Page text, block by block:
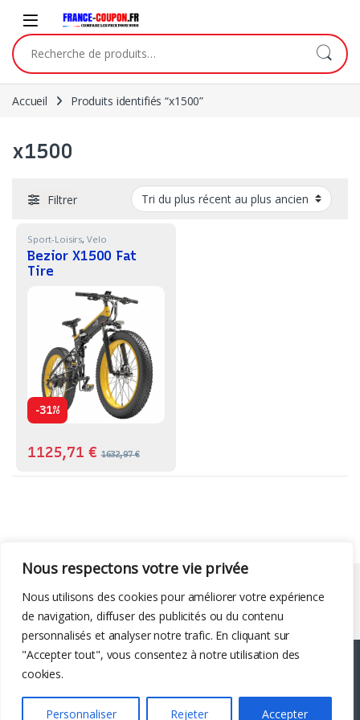
Nous respectons votre vie privée
Nous utilisons des cookies pour améliorer votre expérience
de navigation, diffuser des publicités ou du contenu
personnalisés et analyser notre trafic. En cliquant sur
"Accepter tout", vous consentez à notre utilisation des
cookies.
Personnaliser Rejeter Accepter
Recherche pour :
Accueil Produits identifiés “x1500”
x1500
Filtrer
Sport-Loisirs, Velo
Bezior X1500 Fat
Tire
-31%
1125,71 € 1632,97€
Liens utiles